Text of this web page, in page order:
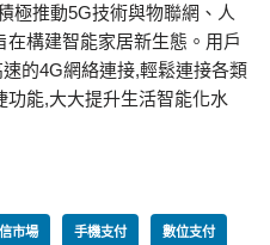
極推動5G技術與物聯網、人
構建智能家居新生態。用戶
的4G網絡連接,輕鬆連接各類
能,大大提升生活智能化水
市場 手機支付 數位支付